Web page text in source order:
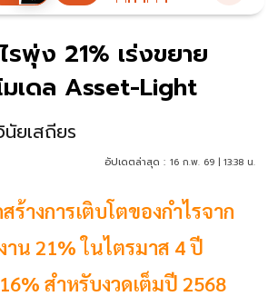
รพุ่ง 21% เร่งขยาย
เดล Asset-Light
ยเสถียร
อัปเดตล่าสุด : 16 ก.พ. 69 | 13:38 น.
ร้างการเติบโตของกำไรจาก
าน 21% ในไตรมาส 4 ปี
สำหรับงวดเต็มปี 2568